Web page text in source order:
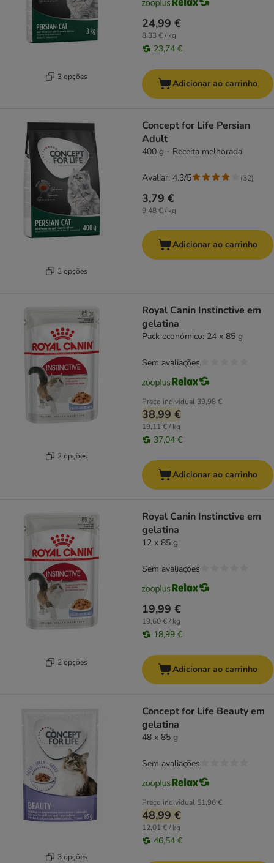
3 opções
24,99 €
8,33 € / kg
23,74 €
Adicionar ao carrinho
3 opções
Concept for Life Persian
Adult
400 g - Receita melhorada
3,79 €
9,48 € / kg
Avaliar: 4.3/5 (32)
Adicionar ao carrinho
2 opções
Royal Canin Instinctive em
gelatina
Pack económico: 24 x 85 g
Preço individual 39,98 €
38,99 €
19,11 € / kg
37,04 €
Sem avaliações
Adicionar ao carrinho
2 opções
Royal Canin Instinctive em
gelatina
12 x 85 g
19,99 €
19,60 € / kg
18,99 €
Sem avaliações
Adicionar ao carrinho
3 opções
Concept for Life Beauty em
gelatina
48 x 85 g
Preço individual 51,96 €
48,99 €
12,01 € / kg
46,54 €
Sem avaliações